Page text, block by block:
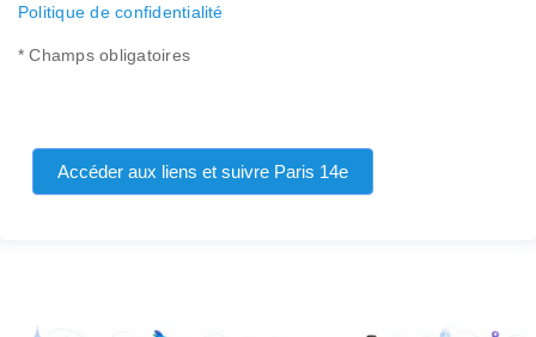
Politique de confidentialité
* Champs obligatoires
Accéder aux liens et suivre Paris 14e